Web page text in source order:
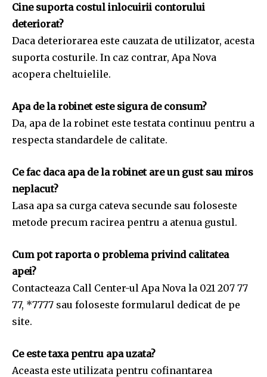
Cine suporta costul inlocuirii contorului
deteriorat?
Daca deteriorarea este cauzata de utilizator, acesta
suporta costurile. In caz contrar, Apa Nova
acopera cheltuielile.
Apa de la robinet este sigura de consum?
Da, apa de la robinet este testata continuu pentru a
respecta standardele de calitate.
Ce fac daca apa de la robinet are un gust sau miros
neplacut?
Lasa apa sa curga cateva secunde sau foloseste
metode precum racirea pentru a atenua gustul.
Cum pot raporta o problema privind calitatea
apei?
Contacteaza Call Center-ul Apa Nova la 021 207 77
77, *7777 sau foloseste formularul dedicat de pe
site.
Ce este taxa pentru apa uzata?
Aceasta este utilizata pentru cofinantarea